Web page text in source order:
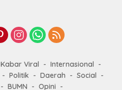
Kabar Viral
Internasional
Politik Daerah
Social
BUMN Opini